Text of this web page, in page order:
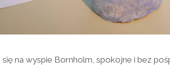
się na wyspie Bornholm, spokojne i bez